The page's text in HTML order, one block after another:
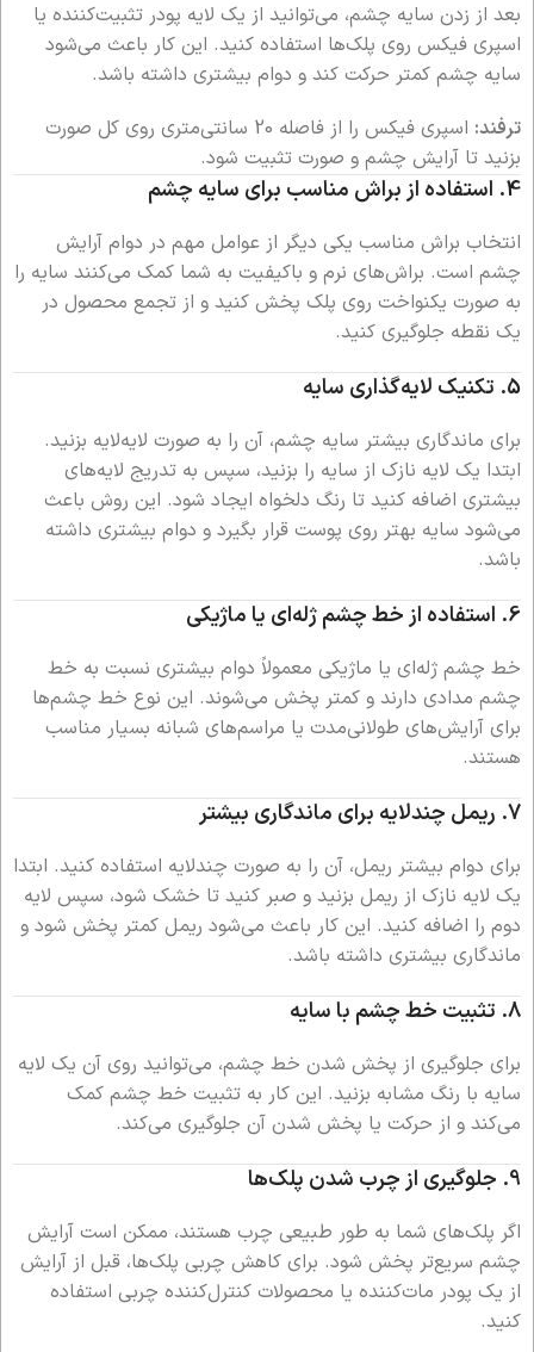
بعد از زدن سایه چشم، می‌توانید از یک لایه پودر تثبیت‌کننده یا
اسپری فیکس روی پلک‌ها استفاده کنید. این کار باعث می‌شود
سایه چشم کمتر حرکت کند و دوام بیشتری داشته باشد.
ترفند:
اسپری فیکس را از فاصله 20 سانتی‌متری روی کل صورت
بزنید تا آرایش چشم و صورت تثبیت شود.
4. استفاده از براش مناسب برای سایه چشم
انتخاب براش مناسب یکی دیگر از عوامل مهم در دوام آرایش
چشم است. براش‌های نرم و باکیفیت به شما کمک می‌کنند سایه را
به صورت یکنواخت روی پلک پخش کنید و از تجمع محصول در
یک نقطه جلوگیری کنید.
5. تکنیک لایه‌گذاری سایه
برای ماندگاری بیشتر سایه چشم، آن را به صورت لایه‌لایه بزنید.
ابتدا یک لایه نازک از سایه را بزنید، سپس به تدریج لایه‌های
بیشتری اضافه کنید تا رنگ دلخواه ایجاد شود. این روش باعث
می‌شود سایه بهتر روی پوست قرار بگیرد و دوام بیشتری داشته
باشد.
6. استفاده از خط چشم ژله‌ای یا ماژیکی
خط چشم ژله‌ای یا ماژیکی معمولاً دوام بیشتری نسبت به خط
چشم مدادی دارند و کمتر پخش می‌شوند. این نوع خط چشم‌ها
برای آرایش‌های طولانی‌مدت یا مراسم‌های شبانه بسیار مناسب
هستند.
7. ریمل چندلایه برای ماندگاری بیشتر
برای دوام بیشتر ریمل، آن را به صورت چندلایه استفاده کنید. ابتدا
یک لایه نازک از ریمل بزنید و صبر کنید تا خشک شود، سپس لایه
دوم را اضافه کنید. این کار باعث می‌شود ریمل کمتر پخش شود و
ماندگاری بیشتری داشته باشد.
8. تثبیت خط چشم با سایه
برای جلوگیری از پخش شدن خط چشم، می‌توانید روی آن یک لایه
سایه با رنگ مشابه بزنید. این کار به تثبیت خط چشم کمک
می‌کند و از حرکت یا پخش شدن آن جلوگیری می‌کند.
9. جلوگیری از چرب شدن پلک‌ها
اگر پلک‌های شما به طور طبیعی چرب هستند، ممکن است آرایش
چشم سریع‌تر پخش شود. برای کاهش چربی پلک‌ها، قبل از آرایش
از یک پودر مات‌کننده یا محصولات کنترل‌کننده چربی استفاده
کنید.